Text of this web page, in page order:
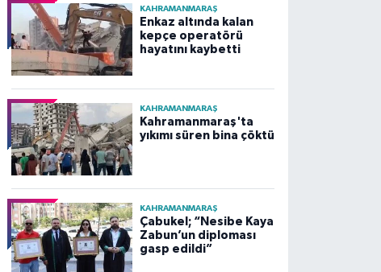
KAHRAMANMARAŞ
Enkaz altında kalan
kepçe operatörü
hayatını kaybetti
KAHRAMANMARAŞ
Kahramanmaraş'ta
yıkımı süren bina çöktü
KAHRAMANMARAŞ
Çabukel; “Nesibe Kaya
Zabun’un diploması
gasp edildi”